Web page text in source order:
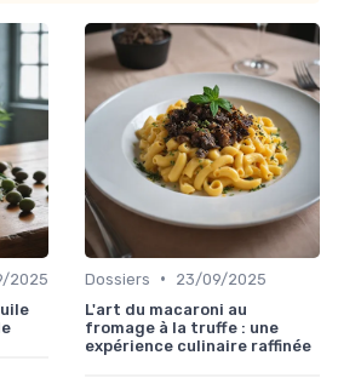
2025
Dossiers •
23/09/2025
L'art du macaroni au
fromage à la truffe : une
expérience culinaire raffinée